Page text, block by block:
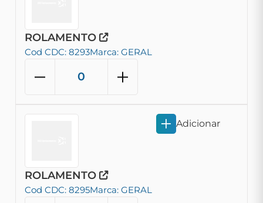
ROLAMENTO
Cod CDC: 8293Marca: GERAL
ROLAMENTO
Cod CDC: 8295Marca: GERAL
Adicionar